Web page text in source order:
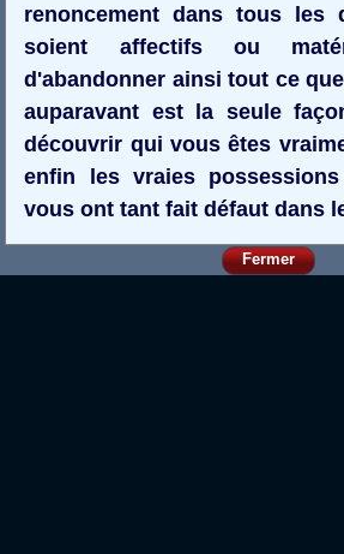
renoncement dans tous les
soient affectifs ou
d'abandonner ainsi tout ce
auparavant est la seule
découvrir qui vous êtes
enfin les vraies
vous ont tant fait défaut dans